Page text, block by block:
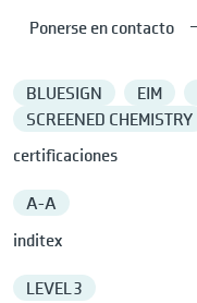
Ponerse en contacto
BLUESIGN EIM
SCREENED CHEMISTRY
certificaciones
A-A
inditex
LEVEL 3